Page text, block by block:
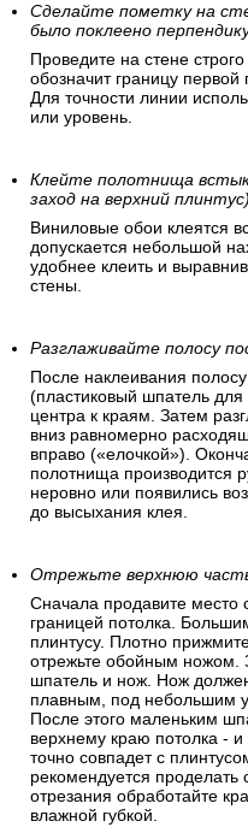
Сделайте пометку на
было поклеено
Проведите на стене
обозначит границу
Для точности линии
или уровень.
Клейте полотнища
заход на верхний
Виниловые обои клеятся
допускается небольшой
удобнее клеить и
стены.
Разглаживайте полосу
После наклеивания
(пластиковый шпатель
центра к краям. Затем
вниз равномерно
вправо («елочкой»).
полотнища производится
неровно или появились
до высыхания клея.
Отрежьте верхнюю
Сначала продавите место
границей потолка.
плинтусу. Плотно
отрежьте обойным ножом.
шпатель и нож. Нож
плавным, под небольшим
После этого маленьким
верхнему краю потолка -
точно совпадет с
рекомендуется
отрезания обработайте
влажной губкой.